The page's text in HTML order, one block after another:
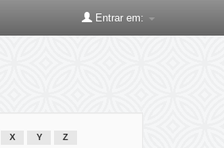
Entrar em:
X Y Z